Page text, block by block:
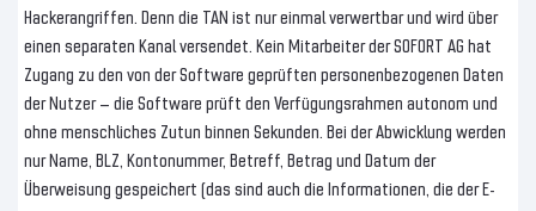
Hackerangriffen. Denn die TAN ist nur einmal verwertbar und wird über
einen separaten Kanal versendet. Kein Mitarbeiter der SOFORT AG hat
Zugang zu den von der Software geprüften personenbezogenen Daten
der Nutzer – die Software prüft den Verfügungsrahmen autonom und
ohne menschliches Zutun binnen Sekunden. Bei der Abwicklung werden
nur Name, BLZ, Kontonummer, Betreff, Betrag und Datum der
Überweisung gespeichert (das sind auch die Informationen, die der E-